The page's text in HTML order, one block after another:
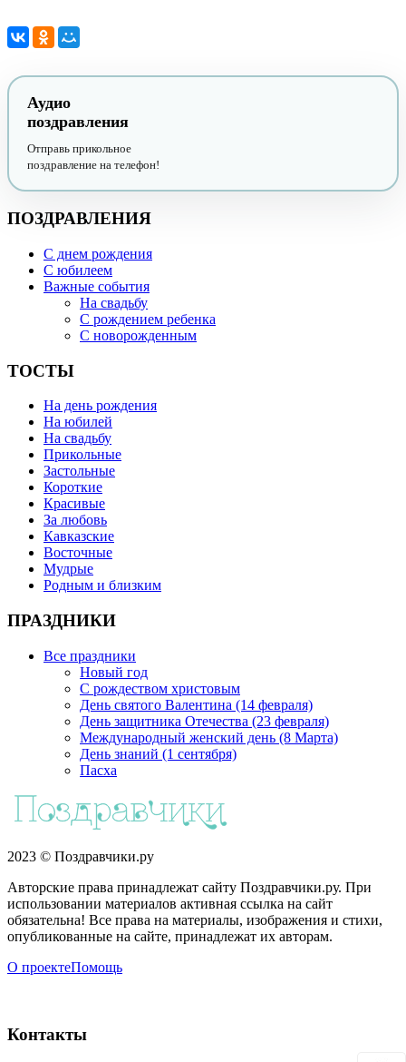
Аудио
поздравления
Отправь прикольное
поздравление на телефон!
ПОЗДРАВЛЕНИЯ
С днем рождения
С юбилеем
Важные события
На свадьбу
С рождением ребенка
С новорожденным
ТОСТЫ
На день рождения
На юбилей
На свадьбу
Прикольные
Застольные
Короткие
Красивые
За любовь
Кавказские
Восточные
Мудрые
Родным и близким
ПРАЗДНИКИ
Все праздники
Новый год
С рождеством христовым
День святого Валентина (14 февраля)
День защитника Отечества (23 февраля)
Международный женский день (8 Марта)
День знаний (1 сентября)
Пасха
2023 © Поздравчики.ру
Авторские права принадлежат сайту Поздравчики.ру. При
использовании материалов активная ссылка на сайт
обязательна! Все права на материалы, изображения и стихи,
опубликованные на сайте, принадлежат их авторам.
О проектеПомощь
Контакты